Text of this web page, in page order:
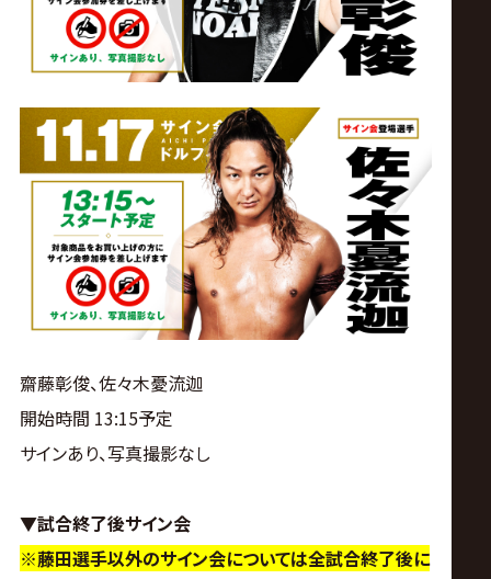
齋藤彰俊、佐々木憂流迦
開始時間 13:15予定
サインあり、写真撮影なし
▼試合終了後サイン会
※藤田選手以外のサイン会については全試合終了後に